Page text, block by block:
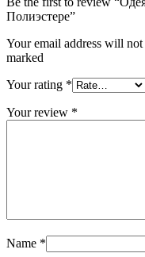
Полиэстере”
Your email address will
marked
Your rating *
Your review *
Name *